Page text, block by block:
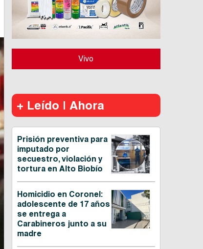
Vivo
+ Leído | Ahora
Prisión preventiva para
imputado por
secuestro, violación y
tortura en Alto Biobío
Homicidio en Coronel:
adolescente de 17 años
se entrega a
Carabineros junto a su
madre